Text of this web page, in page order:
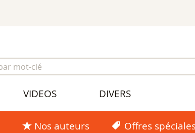
VIDEOS DIVERS
Nos auteurs Offres